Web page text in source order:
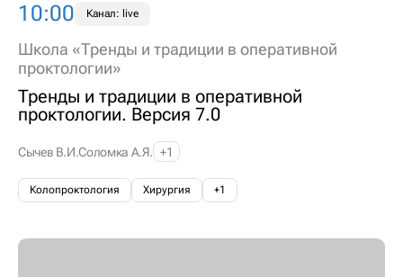
10:00 Канал: live
Школа «Тренды и традиции в оперативной
проктологии»
Тренды и традиции в оперативной
проктологии. Версия 7.0
Сычев В.И.Соломка А.Я. +1
Колопроктология Хирургия +1